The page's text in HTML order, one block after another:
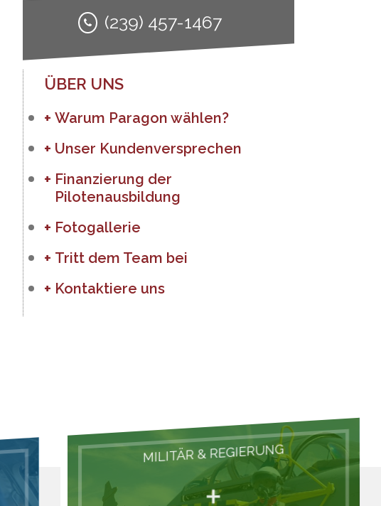
(239) 457-1467
ÜBER UNS
Warum Paragon wählen?
Unser Kundenversprechen
Finanzierung der
Pilotenausbildung
Fotogallerie
Tritt dem Team bei
Kontaktiere uns
MILITÄR & REGIERUNG